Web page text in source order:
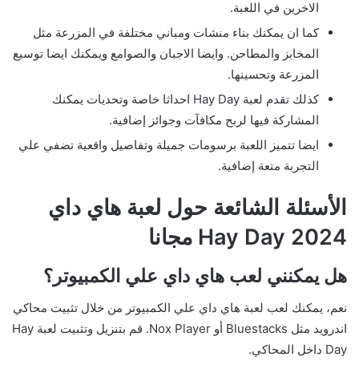
الاخرين في اللعبة.
كما ان يمكنك بناء منشات ومباني مختلفة في المزرعة مثل
المخابز والمطاحن. وايضا الاجبان والصوامع ويمكنك ايضا توسيع
المزرعة وتحسينها.
كذلك تقدم لعبة Hay Day احداثا خاصة وتحديات يمكنك
المشاركة فيها لربح مكافآت وجوائز إضافية.
ايضا تتميز اللعبة برسومات جميلة وتفاصيل واقعية تضفي علي
التجربة متعة إضافية.
الأسئلة الشائعة حول لعبة هاي داي
Hay Day 2024 مجانا
هل يمكنني لعب هاي داي علي الكمبيوتر؟
نعم، يمكنك لعب لعبة هاي داي علي الكمبيوتر من خلال تثبيت محاكي
اندرويد مثل Bluestacks أو Nox Player. قم بتنزيل وتثبيت لعبة Hay
Day داخل المحاكي.